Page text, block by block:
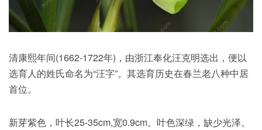
清康熙年间(1662-1722年)，由浙江奉化汪克明选出，便以
选育人的姓氏命名为“汪字”。其选育历史在春兰老八种中居
首位。
新芽紫色，叶长25-35cm,宽0.9cm。叶色深绿，缺少光泽。